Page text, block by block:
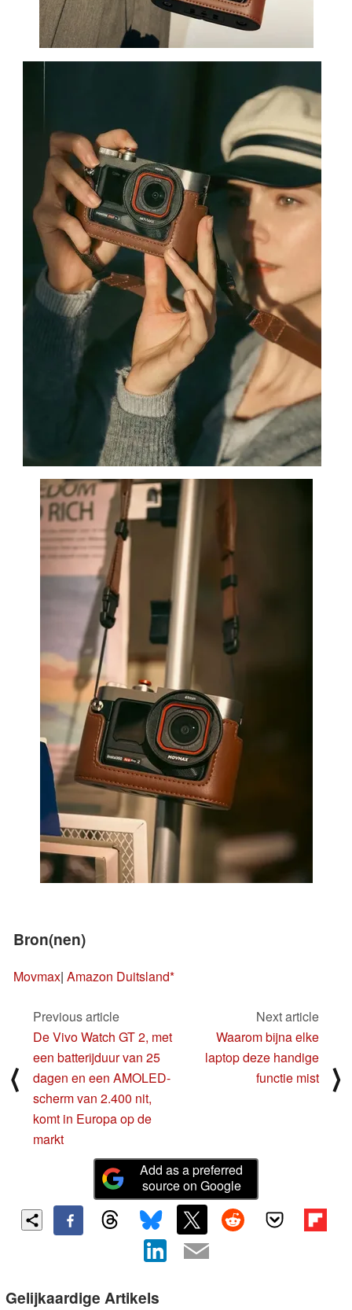
Bron(nen)
Movmax| Amazon Duitsland
⟨
Previous article
De Vivo Watch GT 2, met
een batterijduur van 25
dagen en een AMOLED-
scherm van 2.400 nit,
komt in Europa op de
markt
Next article
Waarom bijna elke
laptop deze handige
functie mist
⟩
Add as a preferred
source on Google
Gelijkaardige Artikels